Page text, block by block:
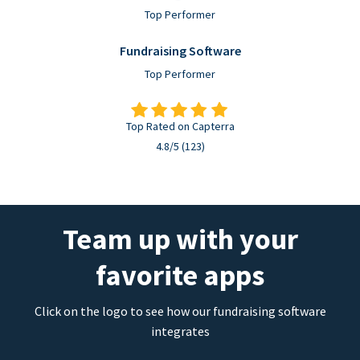
Top Performer
Fundraising Software
Top Performer
Top Rated on Capterra
4.8/5 (123)
Team up with your
favorite apps
Click on the logo to see how our fundraising software
integrates